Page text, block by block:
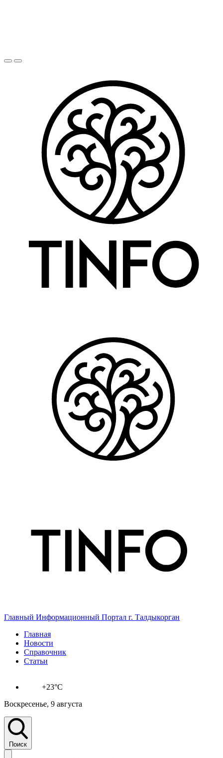
Главный Информационный Портал г. Талдыкорган
Главная
Новости
Справочник
Статьи
+23°C
Воскресенье, 9 августа
Поиск